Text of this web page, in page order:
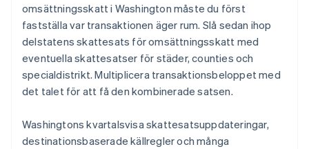
omsättningsskatt i Washington måste du först
fastställa var transaktionen äger rum. Slå sedan ihop
delstatens skattesats för omsättningsskatt med
eventuella skattesatser för städer, counties och
specialdistrikt. Multiplicera transaktionsbeloppet med
det talet för att få den kombinerade satsen.
Washingtons kvartalsvisa skattesatsuppdateringar,
destinationsbaserade källregler och många